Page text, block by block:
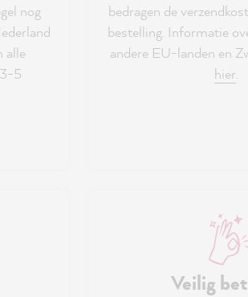
nog
alle
5
bedragen de
bestelling. Informatie
andere EU-landen en
hier.
Veilig